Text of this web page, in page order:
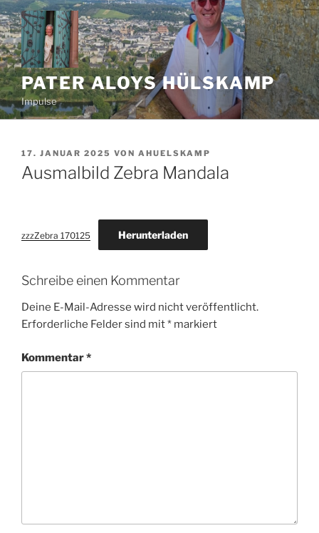
Zum
Inhalt
springen
PATER ALOYS HÜLSKAMP
Impulse
VERÖFFENTLICHT
AM
17. JANUAR 2025 VON AHUELSKAMP
Ausmalbild Zebra Mandala
zzzZebra 170125 Herunterladen
Schreibe einen Kommentar
Deine E-Mail-Adresse wird nicht veröffentlicht.
Erforderliche Felder sind mit* markiert
Kommentar*